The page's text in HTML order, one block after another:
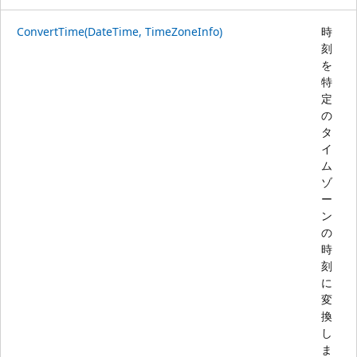
ConvertTime(DateTime, TimeZoneInfo)
時
刻
を
特
定
の
タ
イ
ム
ゾ
ー
ン
の
時
刻
に
変
換
し
ま